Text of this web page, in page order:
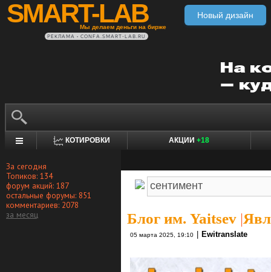
SMART-LAB
Мы делаем деньги на бирже
Новый дизайн
РЕКЛАМА • CONFA.SMART-LAB.RU
КОТИРОВКИ АКЦИИ +18
За сегодня
Топиков: 134
форум акций: 187
остальные форумы: 851
комментариев: 2078
за месяц
Блог им. Yaitsev |
05 марта 2025, 19:10 Ewitranslate